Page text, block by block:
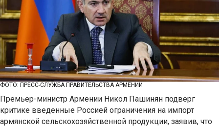
ФОТО: ПРЕСС-СЛУЖБА ПРАВИТЕЛЬСТВА АРМЕНИИ
Премьер-министр Армении Никол Пашинян подверг
критике введенные Россией ограничения на импорт
армянской сельскохозяйственной продукции, заявив, что